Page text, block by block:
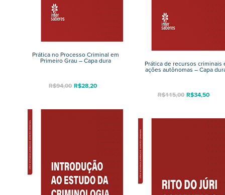
Prática no Processo Criminal em
Primeiro Grau – Capa dura
R$94,00 R$28,20
Prática de recursos criminais
ações autônomas – Capa
R$115,00 R$34,50